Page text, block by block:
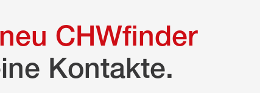
CHWfinder
Kontakte.